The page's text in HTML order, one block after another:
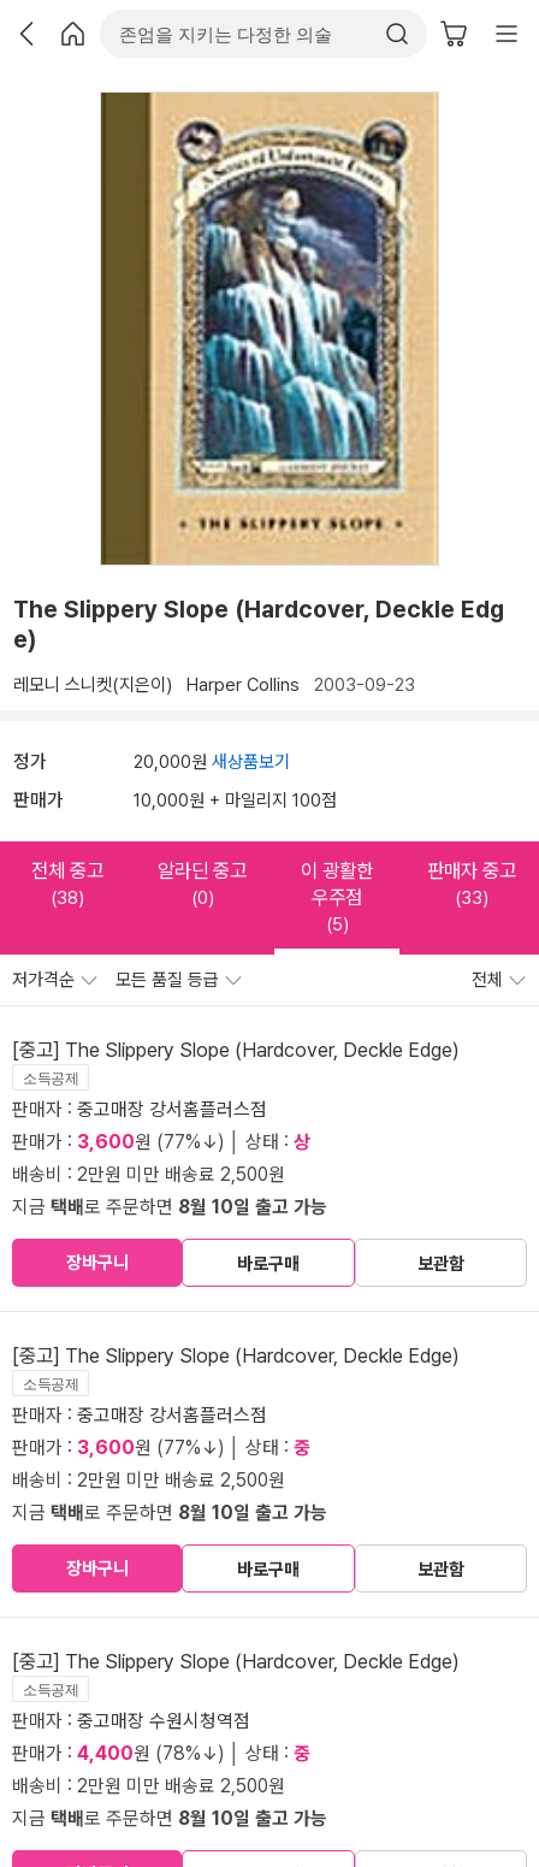
The Slippery Slope (Hardcover, Deckle Edg
e)
레모니 스니켓(지은이) Harper Collins 2003-09-23
정가 20,000원 새상품보기
판매가 10,000원 + 마일리지 100점
전체 중고
(38)
알라딘 중고
(0)
이 광활한
우주점
(5)
판매자 중고
(33)
저가격순 모든 품질 등급 전체
[중고] The Slippery Slope (Hardcover, Deckle Edge)
소득공제
판매자 : 중고매장 강서홈플러스점
판매가 : 3,600원 (77%↓) │ 상태 : 상
배송비 : 2만원 미만 배송료 2,500원
지금 택배로 주문하면 8월 10일 출고 가능
장바구니 바로구매 보관함
[중고] The Slippery Slope (Hardcover, Deckle Edge)
소득공제
판매자 : 중고매장 강서홈플러스점
판매가 : 3,600원 (77%↓) │ 상태 : 중
배송비 : 2만원 미만 배송료 2,500원
지금 택배로 주문하면 8월 10일 출고 가능
장바구니 바로구매 보관함
[중고] The Slippery Slope (Hardcover, Deckle Edge)
소득공제
판매자 : 중고매장 수원시청역점
판매가 : 4,400원 (78%↓) │ 상태 : 중
배송비 : 2만원 미만 배송료 2,500원
지금 택배로 주문하면 8월 10일 출고 가능